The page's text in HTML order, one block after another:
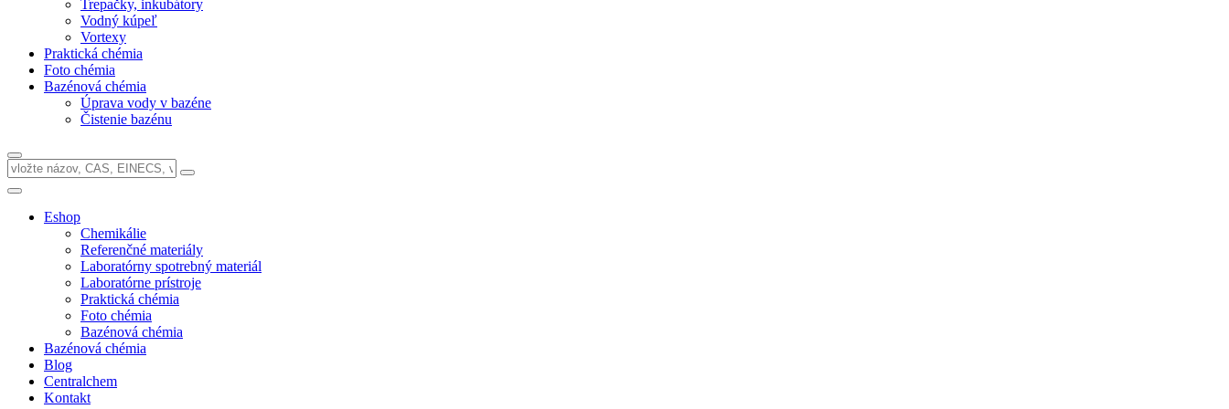
Trepačky, inkubátory
Vodný kúpeľ
Vortexy
Praktická chémia
Foto chémia
Bazénová chémia
Úprava vody v bazéne
Čistenie bazénu
Eshop
Chemikálie
Referenčné materiály
Laboratórny spotrebný materiál
Laboratórne prístroje
Praktická chémia
Foto chémia
Bazénová chémia
Bazénová chémia
Blog
Centralchem
Kontakt